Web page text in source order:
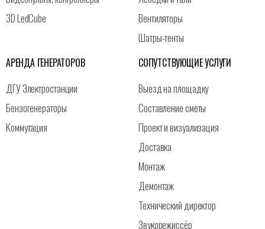
3D LedCube
Вентиляторы
Шатры-тенты
АРЕНДА ГЕНЕРАТОРОВ
ДГУ Электростанции
Бензогенераторы
Коммутация
СОПУТСТВУЮЩИЕ УСЛУГИ
Выезд на площадку
Составление сметы
Проект и визуализация
Доставка
Монтаж
Демонтаж
Технический директор
Звукорежиссёр